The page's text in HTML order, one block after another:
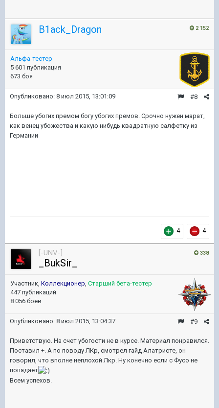
2 152
B1ack_Dragon
Альфа-тестер
5 601 публикация
673 боя
#8
Опубликовано: 8 июл 2015, 13:01:09
Больше убогих премом богу убогих премов. Срочно нужен марат,
как венец убожества и какую нибудь квадратную салфетку из
Германии
4 4
338
[-UNV-]
_BukSir_
Участник, Коллекционер, Старший бета-тестер
447 публикаций
8 056 боёв
#9
Опубликовано: 8 июл 2015, 13:04:37
Приветствую. На счет убогости не в курсе. Материал понравился.
Поставил +. А по поводу ЛКр, смотрел гайд Алатристе, он
говорил, что вполне неплохой Лкр. Ну конечно если с Фусо не
попадает
Всем успехов.